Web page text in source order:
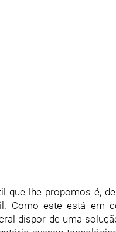
que lhe propomos é,
Como este está em
dispor de uma